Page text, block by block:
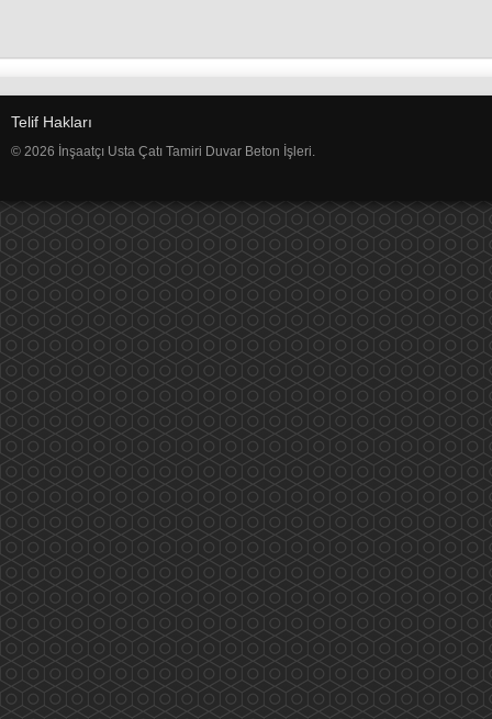
Telif Hakları
© 2026 İnşaatçı Usta Çatı Tamiri Duvar Beton İşleri.